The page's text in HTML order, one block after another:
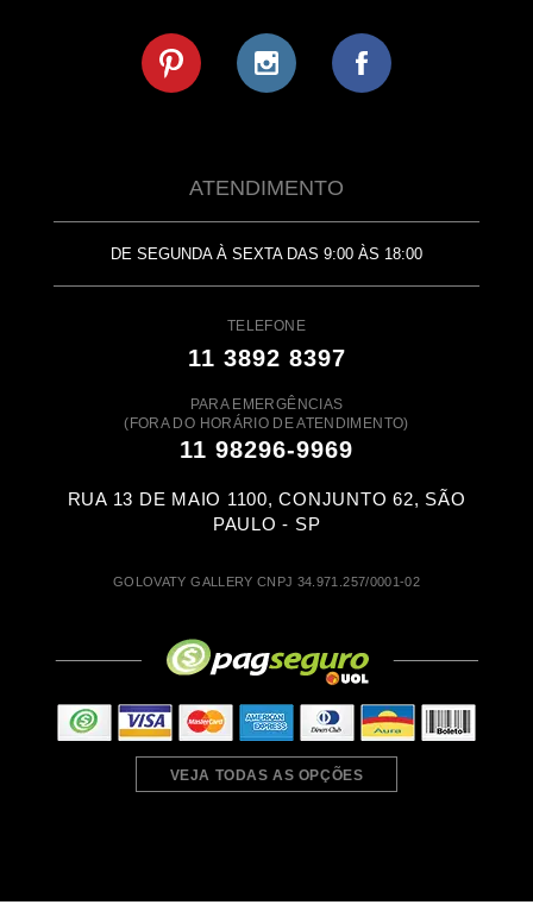
ATENDIMENTO
DE SEGUNDA À SEXTA DAS 9:00 ÀS 18:00
TELEFONE
11 3892 8397
PARA EMERGÊNCIAS
(FORA DO HORÁRIO DE ATENDIMENTO)
11 98296-9969
RUA 13 DE MAIO 1100, CONJUNTO 62, SÃO
PAULO - SP
GOLOVATY GALLERY CNPJ 34.971.257/0001-02
VEJA TODAS AS OPÇÕES